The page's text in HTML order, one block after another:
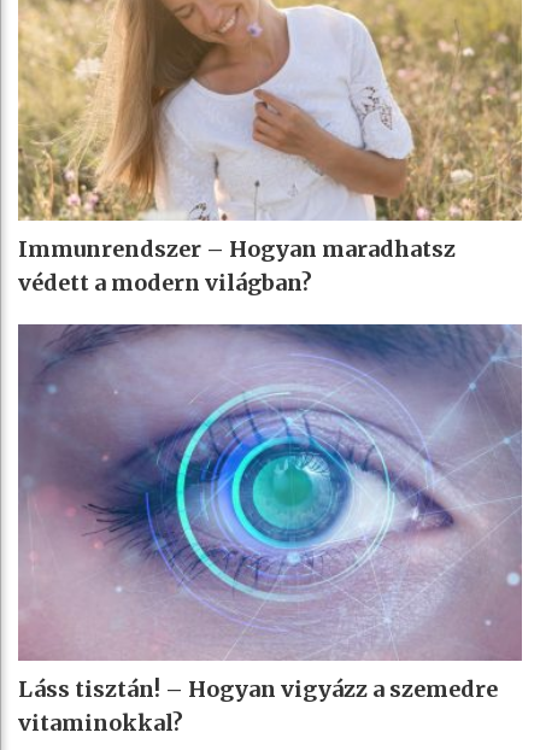
Immunrendszer – Hogyan maradhatsz
védett a modern világban?
Láss tisztán! – Hogyan vigyázz a szemedre
vitaminokkal?